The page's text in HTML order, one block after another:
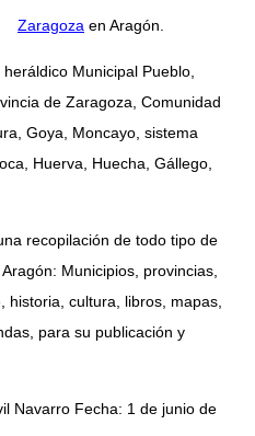
Zaragoza en Aragón.
Municipal Pueblo,
de Zaragoza, Comunidad
Goya, Moncayo, sistema
Huerva, Huecha, Gállego,
recopilación de todo tipo de
Municipios, provincias,
cultura, libros, mapas,
para su publicación y
Navarro Fecha: 1 de junio de